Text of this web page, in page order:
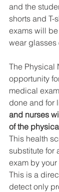
and the
shorts and T-
exams will
wear
The Physical
opportunity
medical
done and for
and nurses
of the
This health
substitute for
exam by
This is a
detect only